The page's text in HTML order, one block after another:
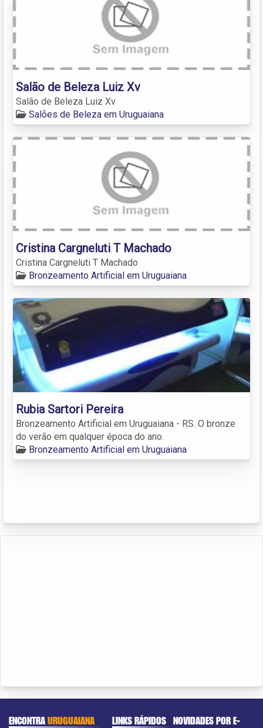
Salão de Beleza Luiz Xv
Salão de Beleza Luiz Xv
Salões de Beleza em Uruguaiana
Cristina Cargneluti T Machado
Cristina Cargneluti T Machado
Bronzeamento Artificial em Uruguaiana
Rubia Sartori Pereira
Bronzeamento Artificial em Uruguaiana - RS. O bronze
do verão em qualquer época do ano.
Bronzeamento Artificial em Uruguaiana
ENCONTRAURUGUAIANA LINKS RÁPIDOS NOVIDADES POR E-